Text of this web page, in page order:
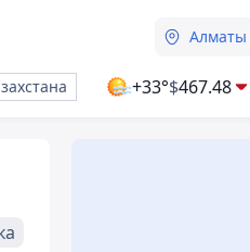
Алматы
+33°$467.48